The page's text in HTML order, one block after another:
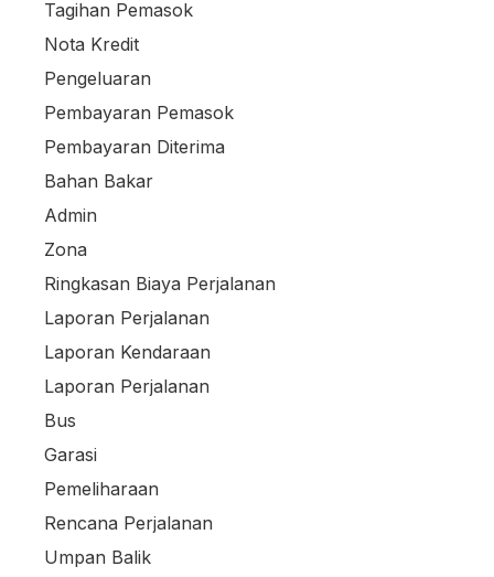
Tagihan Pemasok
Nota Kredit
Pengeluaran
Pembayaran Pemasok
Pembayaran Diterima
Bahan Bakar
Admin
Zona
Ringkasan Biaya Perjalanan
Laporan Perjalanan
Laporan Kendaraan
Laporan Perjalanan
Bus
Garasi
Pemeliharaan
Rencana Perjalanan
Umpan Balik